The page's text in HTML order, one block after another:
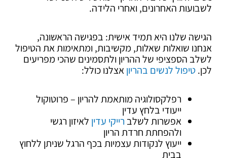
לשבועות האחרונים, ואחרי הלידה.
הגישה שלנו היא תמיד אישית: בפגישה הראשונה,
אנחנו שואלות שאלות, מקשיבות, ומתאימות את הטיפול
לשלב הספציפי של ההריון ולתסמינים שהכי מפריעים
לכן.טיפול לנשים בהריוןאצלנו כולל:
רפלקסולוגיה מותאמת להריון – פרוטוקול
ייעודי בלחץ עדין
אפשרות לשלב רייקי עדין לאיזון רגשי
ולהפחתת חרדת הריון
ייעוץ לנקודות עצמיות בכף הרגל שניתן ללחוץ
בבית